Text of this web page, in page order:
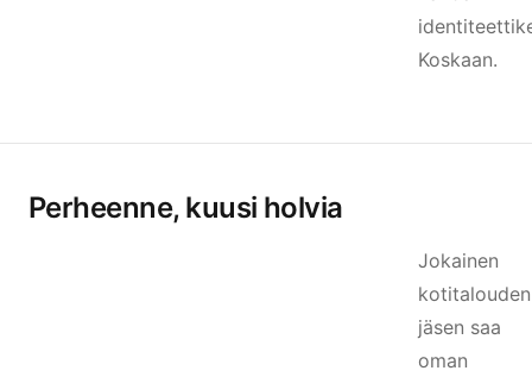
Koskaan.
Perheenne, kuusi holvia
Jokainen
kotitalouden
jäsen saa
oman